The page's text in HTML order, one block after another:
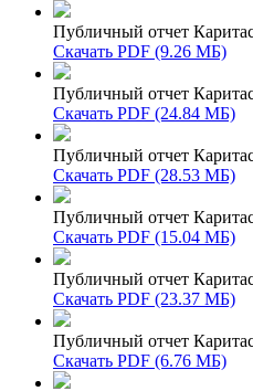
Публичный отчет
Скачать PDF (9.26 МБ)
Публичный отчет
Скачать PDF (24.84 МБ)
Публичный отчет
Скачать PDF (28.53 МБ)
Публичный отчет
Скачать PDF (15.04 МБ)
Публичный отчет
Скачать PDF (23.37 МБ)
Публичный отчет
Скачать PDF (6.76 МБ)